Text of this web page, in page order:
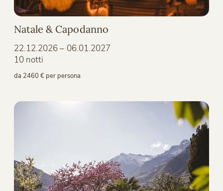
Natale & Capodanno
22.12.2026 – 06.01.2027
10 notti
da 2460 € per persona